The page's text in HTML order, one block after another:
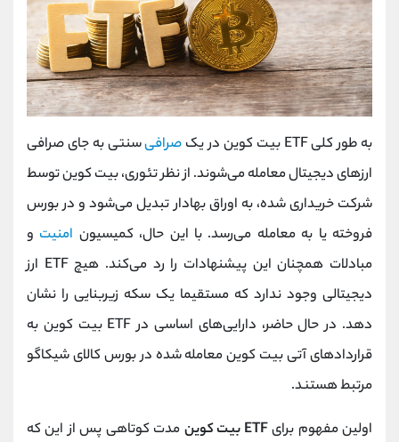
به طور کلی ETF بیت کوین در یک صرافیسنتی به جای صرافی
ارزهای دیجیتال معامله می‌شوند. از نظر تئوری، بیت کوین توسط
شرکت خریداری شده، به اوراق بهادار تبدیل می‌شود و در بورس
فروخته یا به معامله می‌رسد. با این حال، کمیسیون امنیت و
مبادلات همچنان این پیشنهادات را رد می‌کند. هیچ ETF ارز
دیجیتالی وجود ندارد که مستقیما یک سکه زیربنایی را نشان
دهد. در حال حاضر، دارایی‌های اساسی در ETF بیت کوین به
قراردادهای آتی بیت کوین معامله شده در بورس کالای شیکاگو
مرتبط هستند.
اولین مفهوم برایETF بیت کوین
مدت کوتاهی پس از این که